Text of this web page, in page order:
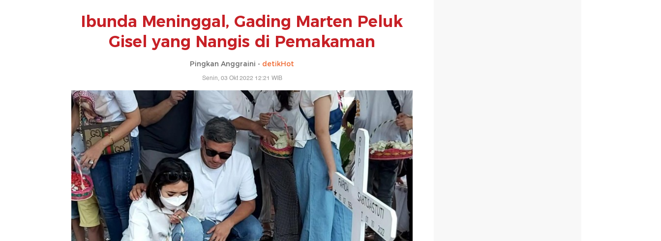
Ibunda Meninggal, Gading Marten Peluk
Gisel yang Nangis di Pemakaman
Pingkan Anggraini - detikHot
Senin, 03 Okt 2022 12:21 WIB